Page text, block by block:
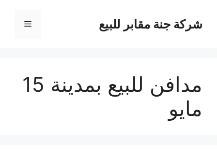
المحتوىشركة جنة مقابر للبيع القائمة
مدافن للبيع بمدينة 15
مايو